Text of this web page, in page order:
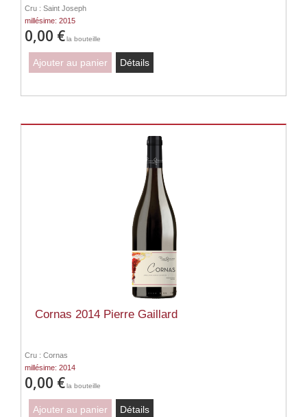
Cru : Saint Joseph
millésime: 2015
0,00 €la bouteille
Ajouter au panier Détails
Cornas 2014 Pierre Gaillard
Cru : Cornas
millésime: 2014
0,00 €la bouteille
Ajouter au panier Détails